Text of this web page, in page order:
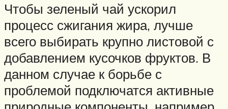
Чтобы зеленый чай ускорил
процесс сжигания жира, лучше
всего выбирать крупно листовой с
добавлением кусочков фруктов. В
данном случае к борьбе с
проблемой подключатся активные